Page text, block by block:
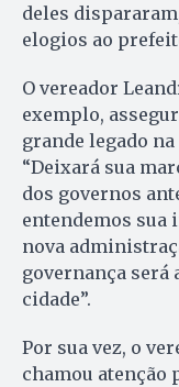
deles
elogios ao
O vereador
exemplo,
grande legado
“Deixará sua
dos governos
entendemos sua
nova
governança será
cidade”.
Por sua vez, o
chamou atenção